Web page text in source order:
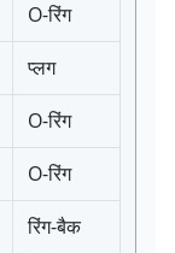
O-रिंग
प्लग
O-रिंग
O-रिंग
रिंग-बैक